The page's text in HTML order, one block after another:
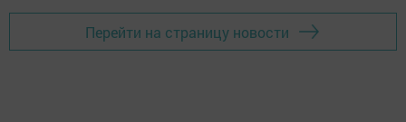
Перейти на страницу новости